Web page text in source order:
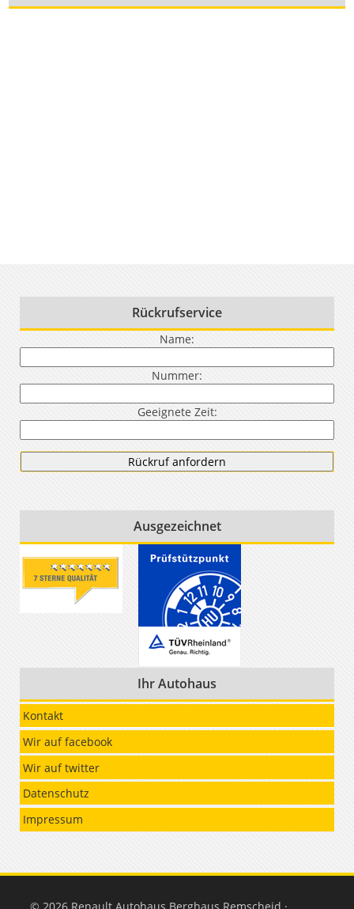
Rückrufservice
Name:
Nummer:
Geeignete Zeit:
Ausgezeichnet
Ihr Autohaus
Kontakt
Wir auf facebook
Wir auf twitter
Datenschutz
Impressum